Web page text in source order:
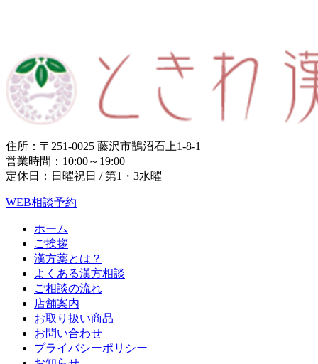
住所：〒251-0025 藤沢市鵠沼石上1-8-1
営業時間：10:00～19:00
定休日：日曜祝日 / 第1・3水曜
WEB相談予約
ホーム
ご挨拶
漢方薬とは？
よくある漢方相談
ご相談の流れ
店舗案内
お取り扱い商品
お問い合わせ
プライバシーポリシー